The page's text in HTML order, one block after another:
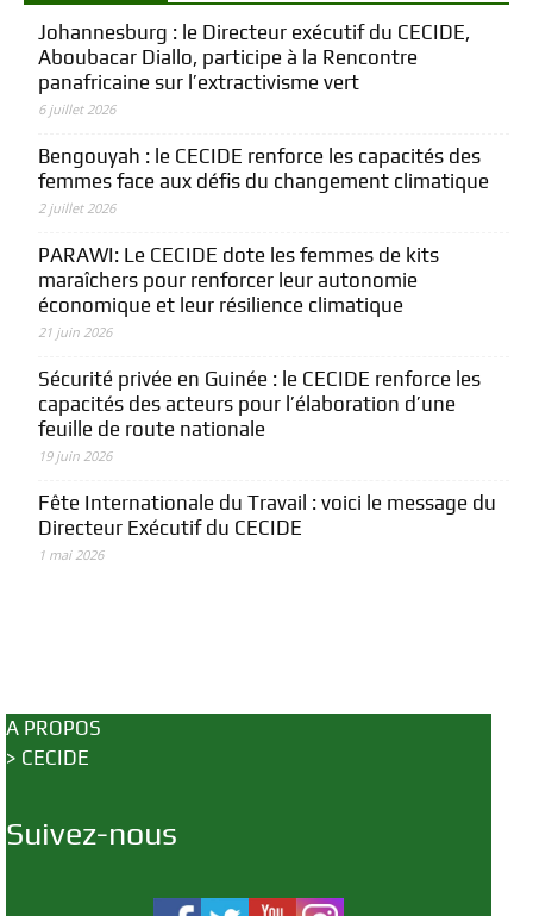
Johannesburg : le Directeur exécutif du CECIDE,
Aboubacar Diallo, participe à la Rencontre
panafricaine sur l’extractivisme vert
6 juillet 2026
Bengouyah : le CECIDE renforce les capacités des
femmes face aux défis du changement climatique
2 juillet 2026
PARAWI: Le CECIDE dote les femmes de kits
maraîchers pour renforcer leur autonomie
économique et leur résilience climatique
21 juin 2026
Sécurité privée en Guinée : le CECIDE renforce les
capacités des acteurs pour l’élaboration d’une
feuille de route nationale
19 juin 2026
Fête Internationale du Travail : voici le message du
Directeur Exécutif du CECIDE
1 mai 2026
A PROPOS
> CECIDE
Suivez-nous